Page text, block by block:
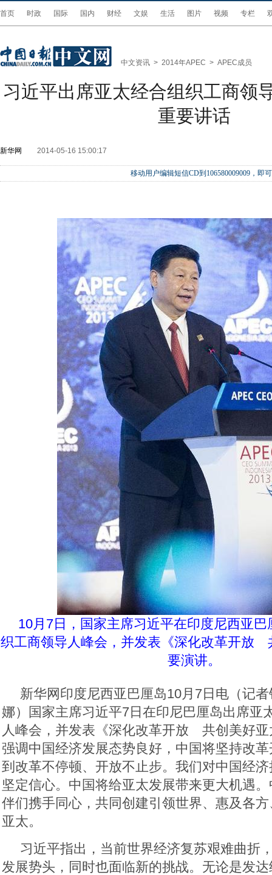
首页 时政 国际 国内 财经 文娱 生活 图片 视频 专栏
中文资讯 > 2014年APEC > APEC成员
习近平出席亚太经合组织工商领
重要讲话
新华网 2014-05-16 15:00:17
移动用户编辑短信CD到106580009009，即
10月7日，国家主席习近平在印度尼西亚
织工商领导人峰会，并发表《深化改革开放
要演讲。
新华网印度尼西亚巴厘岛10月7日电（
娜）国家主席习近平7日在印尼巴厘岛出席亚
人峰会，并发表《深化改革开放 共创美好亚
强调中国经济发展态势良好，中国将坚持改
到改革不停顿、开放不止步。我们对中国经
坚定信心。中国将给亚太发展带来更大机遇
伴们携手同心，共同创建引领世界、惠及各
亚太。
习近平指出，当前世界经济复苏艰难曲折
发展势头，同时也面临新的挑战。无论是发